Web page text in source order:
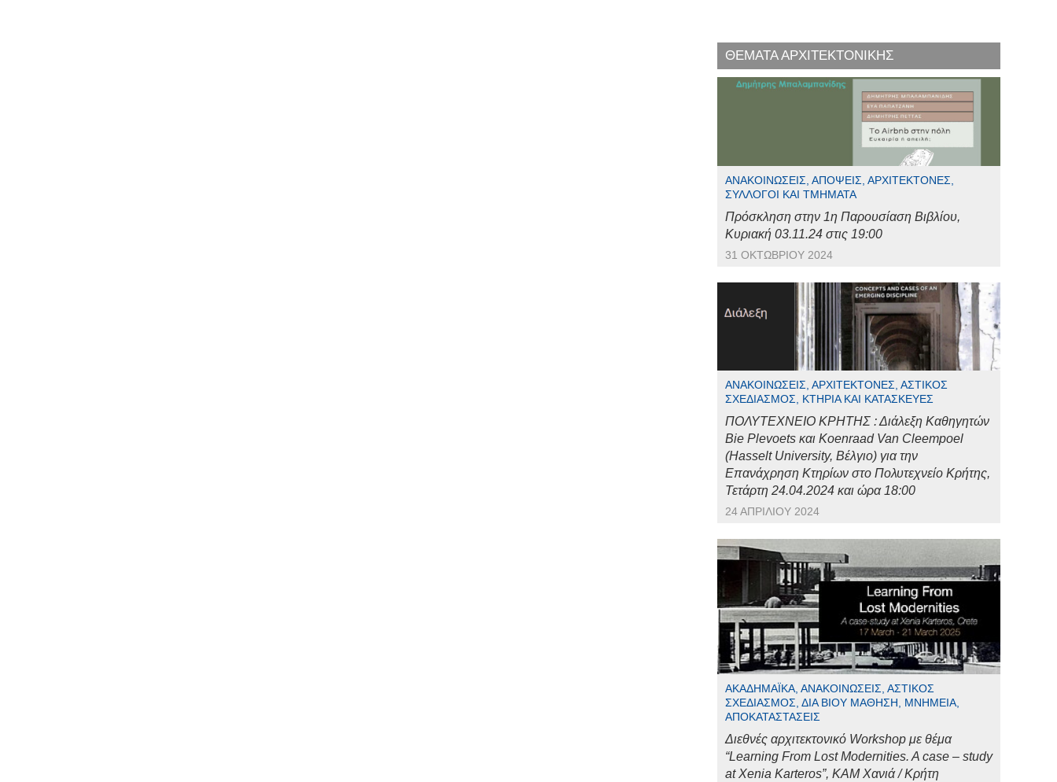
ΘΕΜΑΤΑ ΑΡΧΙΤΕΚΤΟΝΙΚΗΣ
ΑΝΑΚΟΙΝΏΣΕΙΣ, ΑΠΌΨΕΙΣ, ΑΡΧΙΤΈΚΤΟΝΕΣ,
ΣΎΛΛΟΓΟΙ ΚΑΙ ΤΜΉΜΑΤΑ
Πρόσκληση στην 1η Παρουσίαση Βιβλίου,
Κυριακή 03.11.24 στις 19:00
31 ΟΚΤΩΒΡΊΟΥ 2024
ΑΝΑΚΟΙΝΏΣΕΙΣ, ΑΡΧΙΤΈΚΤΟΝΕΣ, ΑΣΤΙΚΌΣ
ΣΧΕΔΙΑΣΜΌΣ, ΚΤΉΡΙΑ ΚΑΙ ΚΑΤΑΣΚΕΥΈΣ
ΠΟΛΥΤΕΧΝΕΙΟ ΚΡΗΤΗΣ : Διάλεξη Καθηγητών
Bie Plevoets και Koenraad Van Cleempoel
(Hasselt University, Βέλγιο) για την
Επανάχρηση Κτηρίων στο Πολυτεχνείο Κρήτης,
Τετάρτη 24.04.2024 και ώρα 18:00
24 ΑΠΡΙΛΊΟΥ 2024
ΑΚΑΔΗΜΑΪΚΆ, ΑΝΑΚΟΙΝΏΣΕΙΣ, ΑΣΤΙΚΌΣ
ΣΧΕΔΙΑΣΜΌΣ, ΔΙΆ ΒΊΟΥ ΜΆΘΗΣΗ, ΜΝΗΜΕΊΑ,
ΑΠΟΚΑΤΑΣΤΆΣΕΙΣ
Διεθνές αρχιτεκτονικό Workshop με θέμα
“Learning From Lost Modernities. A case – study
at Xenia Karteros”, ΚΑΜ Χανιά / Κρήτη